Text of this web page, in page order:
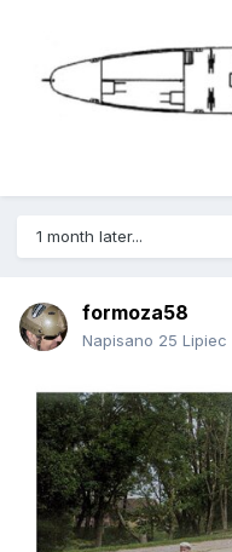
1 month later...
formoza58
Napisano 25 Lipiec